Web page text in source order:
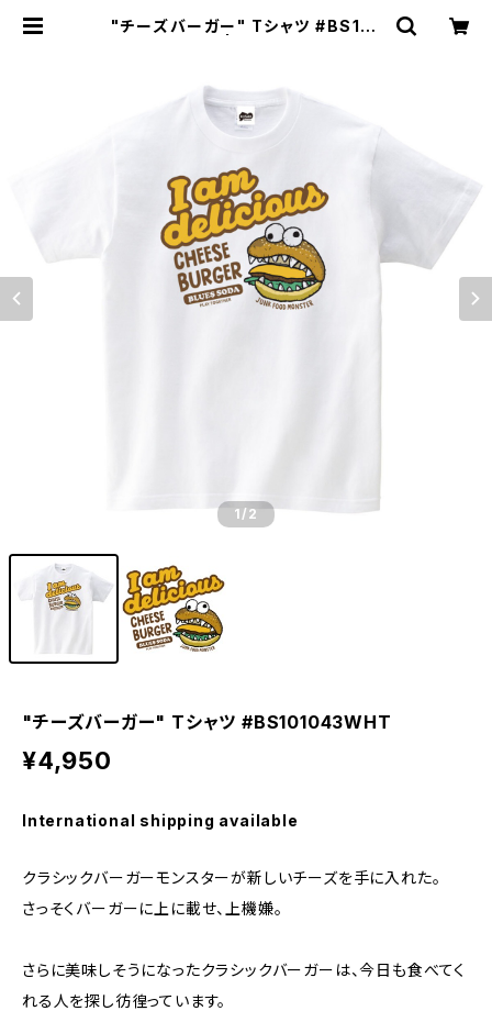
"チーズバーガー" Tシャツ #BS101
1/2
"チーズバーガー" Tシャツ #BS101043WHT
¥4,950
International shipping available
クラシックバーガーモンスターが新しいチーズを手に入れた。
さっそくバーガーに上に載せ、上機嫌。
さらに美味しそうになったクラシックバーガーは、今日も食べてく
れる人を探し彷徨っています。